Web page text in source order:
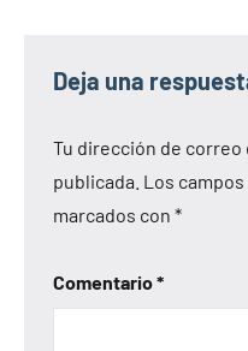
Deja una
Tu dirección de
publicada. Los
marcados con *
Comentario*